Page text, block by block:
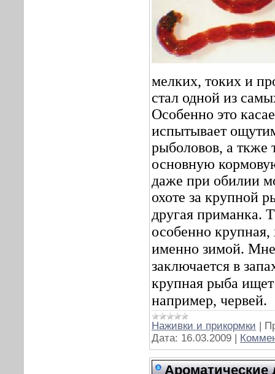
мелких, токих и
стал одной из
Особенно это
испытывает
рыболовов, а ткже
основную
даже при обилии
охоте за крупной
другая приманка.
особенно крупная,
именно зимой.
заключается в
крупная рыба
например, червей.
Наживки и прикормки |
Дата: 16.03.2009 |
Ароматические